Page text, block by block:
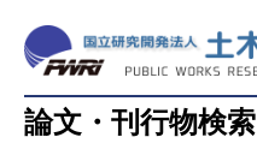
論文・刊行物検索